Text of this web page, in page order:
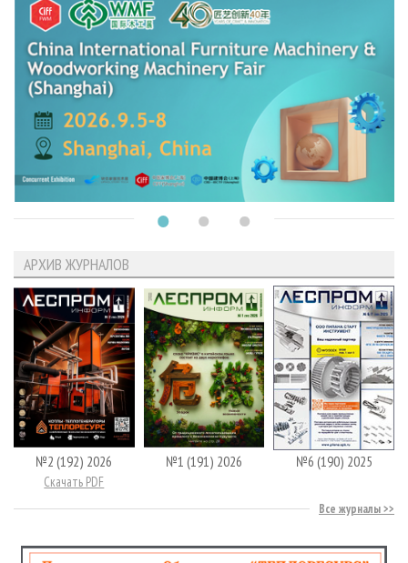
АРХИВ ЖУРНАЛОВ
№2 (192) 2026
Скачать PDF
№1 (191) 2026 №6 (190) 2025
Все журналы